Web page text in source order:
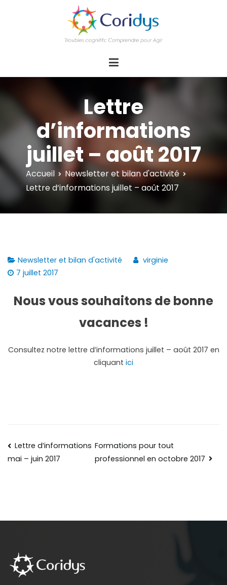
d'actions Information Accompagnement
Innovation/E­xpertise Formations autour des
Lettre
d’informations
juillet – août 2017
Accueil
Newsletter et bilan d'activité
Lettre d’informations juillet – août 2017
Newsletter et bilan d'activité
virginie
7 juillet 2017
Nous vous souhaitons de bonne
vacances !
Consultez notre lettre d’informations juillet – août 2017 en
cliquant ici
Lettre d’informations
mai – juin 2017
Formations pour tout
professionnel en octobre 2017